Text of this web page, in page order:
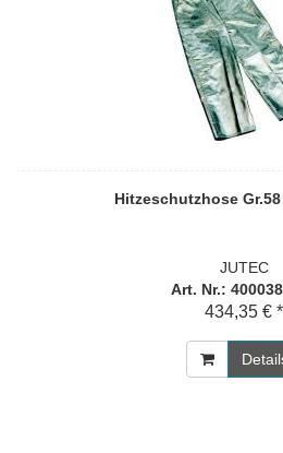
Hitzeschutzhose
JUTEC
Art. Nr.:
434,35 € *